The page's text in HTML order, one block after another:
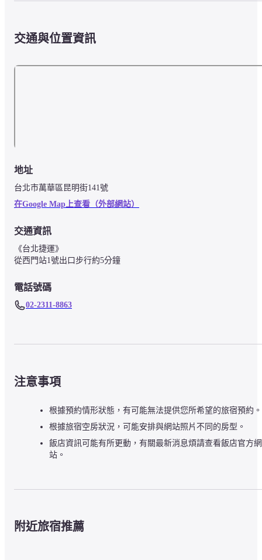
交通與位置資訊
地址
台北市萬華區昆明街141號
在Google Map上查看（外部網站）
交通資訊
《台北捷運》
從西門站1號出口步行約5分鐘
電話號碼
02-2311-8863
注意事項
根據預約情形狀態，有可能無法提供您所希望的旅宿預約。
根據旅宿空房狀況，可能安排與網站照片不同的房型。
飯店資訊可能有所更動，有關最新消息煩請查看飯店官方網
站。
附近旅宿推薦